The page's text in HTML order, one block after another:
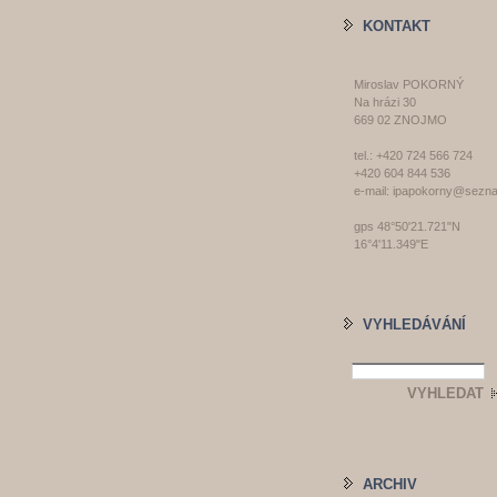
KONTAKT
Miroslav POKORNÝ
Na hrázi 30
669 02 ZNOJMO
tel.: +420 724 566 724
+420 604 844 536
e-mail:
gps 48°50'21.721"N
16°4'11.349"E
VYHLEDÁVÁNÍ
ARCHIV